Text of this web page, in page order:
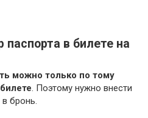
паспорта в билете на
можно только по тому
. Поэтому нужно внести
бронь.